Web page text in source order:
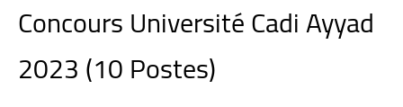
Concours Université Cadi Ayyad
2023 (10 Postes)